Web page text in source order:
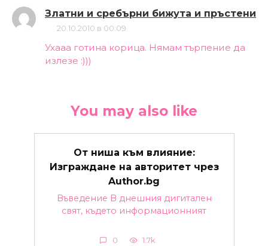
Златни и сребърни бижута и пръстени
20.10.2010 в 00:09
Ухааа готина корица. Нямам търпение да
излезе :)))
You may also like
От ниша към влияние:
Изграждане на авторитет чрез
Author.bg
Въведение В днешния дигитален
свят, където информационният
0 1.7k.